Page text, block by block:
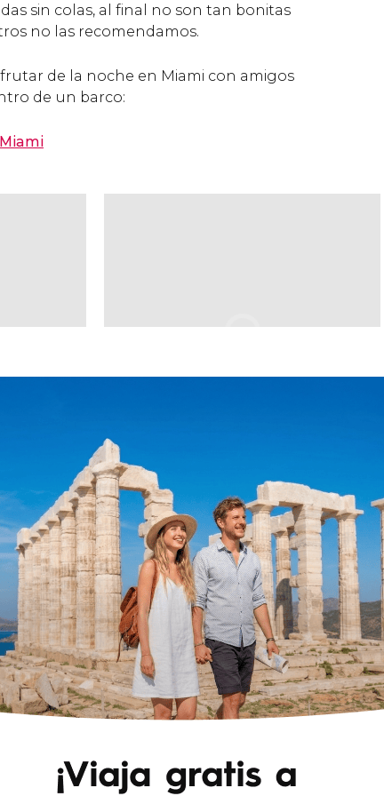
sin colas, al final no son tan bonitas
no las recomendamos.
de la noche en Miami con amigos
de un barco: